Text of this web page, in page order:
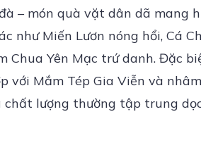
– món quà vặt dân dã mang
như Miến Lươn nóng hổi, Cá
Chua Yên Mạc trứ danh. Đặc
với Mắm Tép Gia Viễn và
lượng thường tập trung